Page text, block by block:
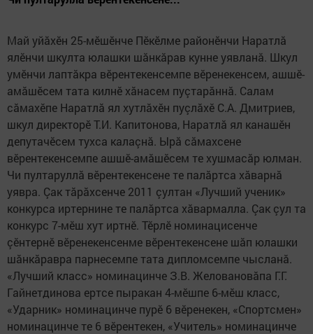
Май уйăхӗн 25-мӗшӗнче Пӗкӗлме районӗнчи Наратлă
ялӗнчи шкулта юлашки шăнкăрав кунне уявланă. Шкул
умӗнчи лаптăкра вӗрентекенсемпе вӗренекенсем, ашшӗ-
амăшӗсем тата килнӗ хăнасем пуçтарăннă. Салам
сăмахӗпе Наратлă ял хутлăхӗн пуçлăхӗ С.А. Дмитриев,
шкул директорӗ Т.И. Капитонова, Наратлă ял канашӗн
депутачӗсем тухса калаçнă. Ырă сăмахсене
вӗрентекенсемпе ашшӗ-амăшӗсем те хушмасăр юлман.
Чи пултаруллă вӗрентекенсене те палăртса хăварнă
уявра. Çак тăрăхсенче 2011 çултан «Лучший ученик»
конкурса иртернине те палăртса хăвармалла. Çак çул та
конкурс 7-мӗш хут иртнӗ. Тӗрлӗ номинацисенче
çӗнтернӗ вӗренекенсенме вӗрентекенсене шăп юлашки
шăнкăравра парнесемпе тата дипломсемпе чысланă.
«Лучший класс» номинацинче З.В. Желовановăпа Г.Г.
Гайнетдинова ертсе пыракан 4-мӗшпе 6-мӗш класс,
«Ударник» номинацинче пурӗ 6 вӗренекен, «Спортсмен»
номинацинче те 6 вӗрентекен, «Учитель» номинацинче